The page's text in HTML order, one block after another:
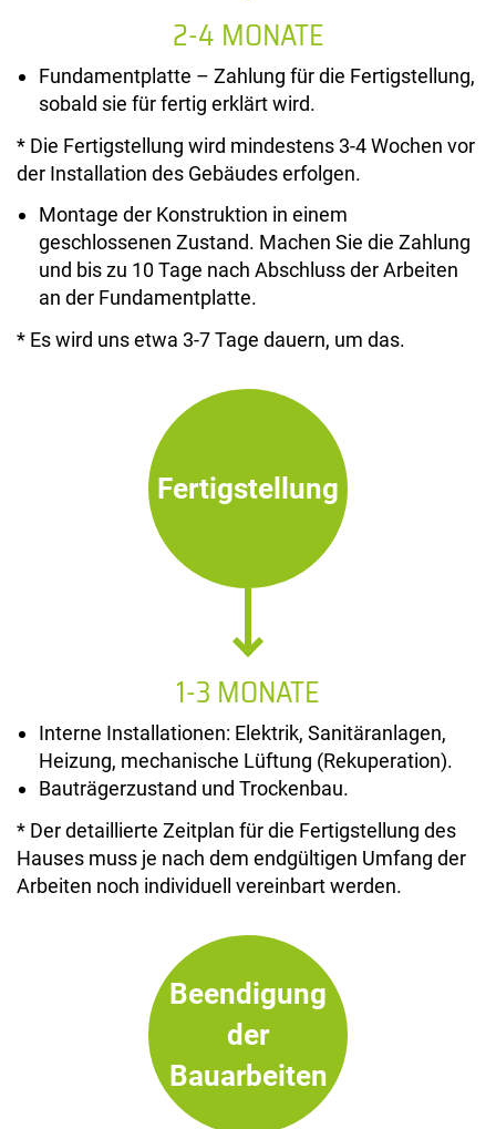
2-4 MONATE
Fundamentplatte – Zahlung für die Fertigstellung,
sobald sie für fertig erklärt wird.
* Die Fertigstellung wird mindestens 3-4 Wochen vor
der Installation des Gebäudes erfolgen.
Montage der Konstruktion in einem
geschlossenen Zustand. Machen Sie die Zahlung
und bis zu 10 Tage nach Abschluss der Arbeiten
an der Fundamentplatte.
* Es wird uns etwa 3-7 Tage dauern, um das.
Fertigstellung
1-3 MONATE
Interne Installationen: Elektrik, Sanitäranlagen,
Heizung, mechanische Lüftung (Rekuperation).
Bauträgerzustand und Trockenbau.
* Der detaillierte Zeitplan für die Fertigstellung des
Hauses muss je nach dem endgültigen Umfang der
Arbeiten noch individuell vereinbart werden.
Beendigung
der
Bauarbeiten